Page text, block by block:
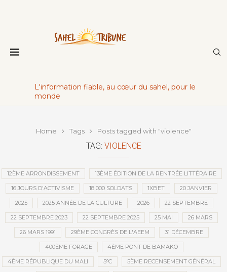
L'information fiable, au cœur du sahel, pour le
monde
Home Tags Posts tagged with "violence"
TAG: VIOLENCE
12ÈME ARRONDISSEMENT 13ÈME ÉDITION DE LA RENTRÉE LITTÉRAIRE
16 JOURS D'ACTIVISME 18 000 SOLDATS 1XBET 20 JANVIER
2025 2025 ANNÉE DE LA CULTURE 2026 22 SEPTEMBRE
22 SEPTEMBRE 2023 22 SEPTEMBRE 2025 25 MAI 26 MARS
26 MARS 1991 29ÈME CONGRÈS DE L'AEEM 31 DÉCEMBRE
400ÈME FORAGE 4ÈME PONT DE BAMAKO
4ÈME RÉPUBLIQUE DU MALI 5°C 5ÈME RECENSEMENT GÉNÉRAL